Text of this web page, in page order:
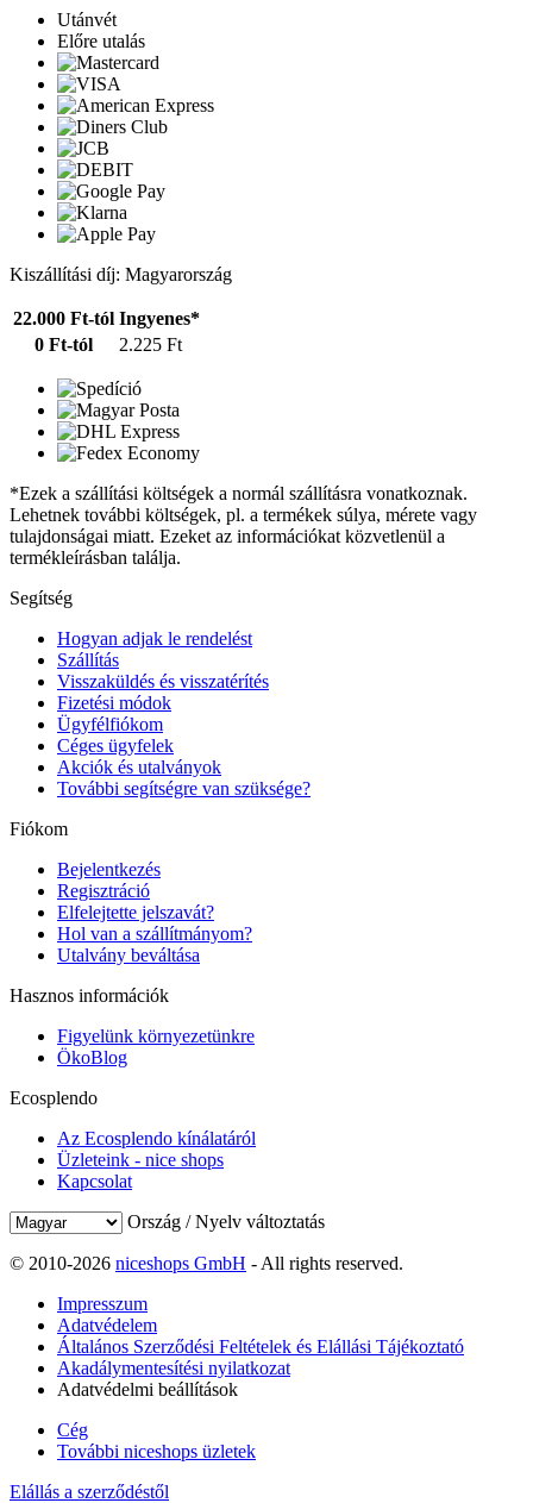
Utánvét
Előre utalás
Kiszállítási díj: Magyarország
22.000 Ft-tól Ingyenes*
0 Ft-tól
2.225 Ft
*Ezek a szállítási költségek a normál szállításra vonatkoznak.
Lehetnek további költségek, pl. a termékek súlya, mérete vagy
tulajdonságai miatt. Ezeket az információkat közvetlenül a
termékleírásban találja.
Segítség
Hogyan adjak le rendelést
Szállítás
Visszaküldés és visszatérítés
Fizetési módok
Ügyfélfiókom
Céges ügyfelek
Akciók és utalványok
További segítségre van szüksége?
Fiókom
Bejelentkezés
Regisztráció
Elfelejtette jelszavát?
Hol van a szállítmányom?
Utalvány beváltása
Hasznos információk
Figyelünk környezetünkre
ÖkoBlog
Ecosplendo
Az Ecosplendo kínálatáról
Üzleteink - nice shops
Kapcsolat
Ország / Nyelv változtatás
© 2010-2026 niceshops GmbH - All rights reserved.
Impresszum
Adatvédelem
Általános Szerződési Feltételek és Elállási Tájékoztató
Akadálymentesítési nyilatkozat
Adatvédelmi beállítások
Cég
További niceshops üzletek
Elállás a szerződéstől